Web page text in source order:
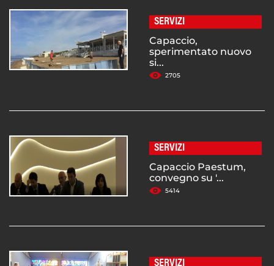
SERVIZI
Capaccio,
sperimentato nuovo
si...
2705
SERVIZI
Capaccio Paestum,
convegno su '...
5414
SERVIZI